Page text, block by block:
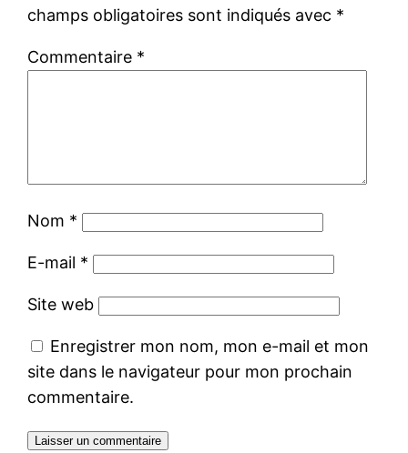
champs obligatoires sont indiqués avec *
Commentaire *
Nom *
E-mail *
Site web
Enregistrer mon nom, mon e-mail et mon
site dans le navigateur pour mon prochain
commentaire.